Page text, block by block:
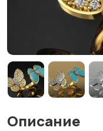
Описание